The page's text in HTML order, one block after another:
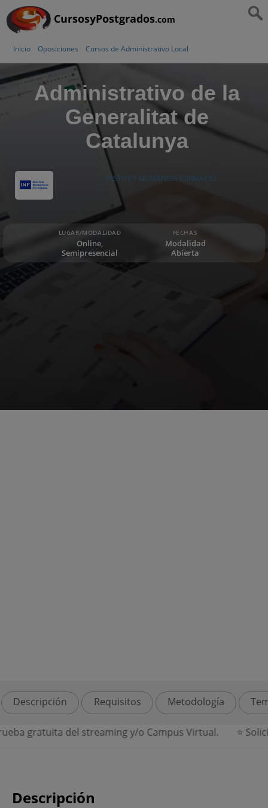
CursosyPostgrados.com
Inicio Oposiciones Cursos de Administrativo Local
Administrativo de la
Generalitat de
Catalunya
INSTITUT NUMÀNCIA FORMACIÓ
LUGAR/MODALIDAD
Online,
Semipresencial
FECHAS
Modalidad
Abierta
Descripción Requisitos Metodología
gratuita del streaming y/o Campus Virtual. ⭐
Descripción